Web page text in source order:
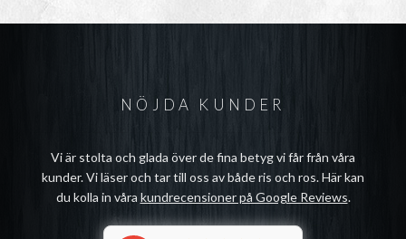
NÖJDA KUNDER
Vi är stolta och glada över de fina betyg vi får från våra
kunder. Vi läser och tar till oss av både ris och ros. Här kan
du kolla in våra kundrecensioner på Google Reviews.